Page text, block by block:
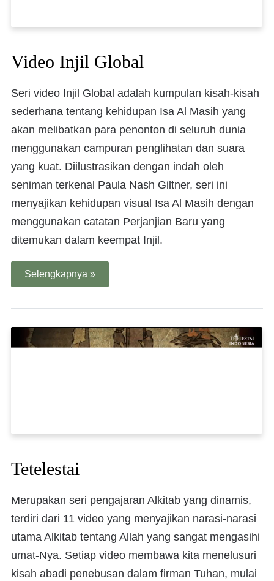
Video Injil Global
Seri video Injil Global adalah kumpulan kisah-kisah
sederhana tentang kehidupan Isa Al Masih yang
akan melibatkan para penonton di seluruh dunia
menggunakan campuran penglihatan dan suara
yang kuat. Diilustrasikan dengan indah oleh
seniman terkenal Paula Nash Giltner, seri ini
menyajikan kehidupan visual Isa Al Masih dengan
menggunakan catatan Perjanjian Baru yang
ditemukan dalam keempat Injil.
Selengkapnya »
Tetelestai
Merupakan seri pengajaran Alkitab yang dinamis,
terdiri dari 11 video yang menyajikan narasi-narasi
utama Alkitab tentang Allah yang sangat mengasihi
umat-Nya. Setiap video membawa kita menelusuri
kisah abadi penebusan dalam firman Tuhan, mulai